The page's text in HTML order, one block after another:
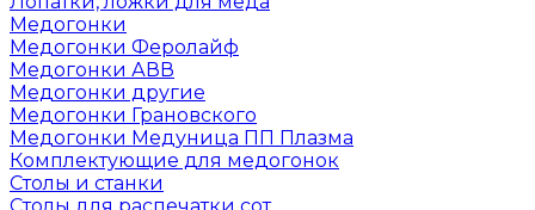
Медогонки
Медогонки Феролайф
Медогонки АВВ
Медогонки другие
Медогонки Грановского
Медогонки Медуница ПП Плазма
Комплектующие для медогонок
Столы и станки